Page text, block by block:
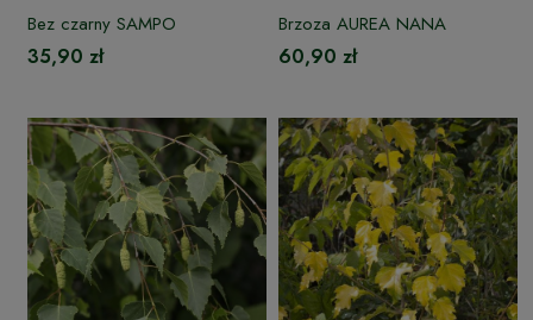
Bez czarny SAMPO
35,90 zł
Brzoza AUREA NANA
60,90 zł